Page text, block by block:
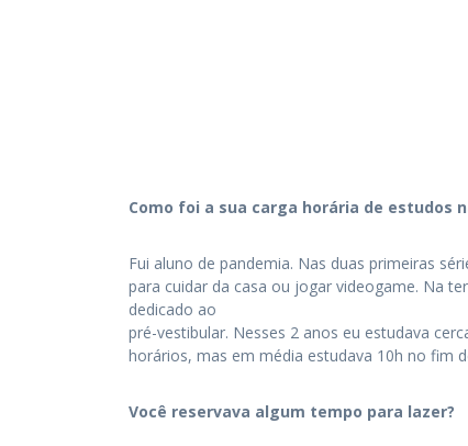
Como foi a sua carga horária de estudos
Fui aluno de pandemia. Nas duas primeiras
para cuidar da casa ou jogar videogame. Na
dedicado ao
pré-vestibular. Nesses 2 anos eu estudava
horários, mas em média estudava 10h no fim
Você reservava algum tempo para lazer?